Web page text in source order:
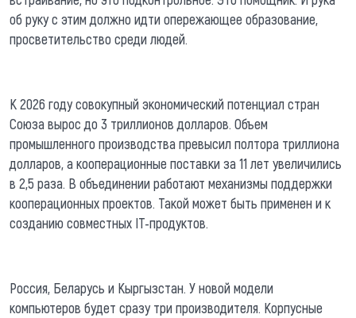
об руку с этим должно идти опережающее образование,
просветительство среди людей.
К 2026 году совокупный экономический потенциал стран
Союза вырос до 3 триллионов долларов. Объем
промышленного производства превысил полтора триллиона
долларов, а кооперационные поставки за 11 лет увеличились
в 2,5 раза. В объединении работают механизмы поддержки
кооперационных проектов. Такой может быть применен и к
созданию совместных IT-продуктов.
Россия, Беларусь и Кыргызстан. У новой модели
компьютеров будет сразу три производителя. Корпусные